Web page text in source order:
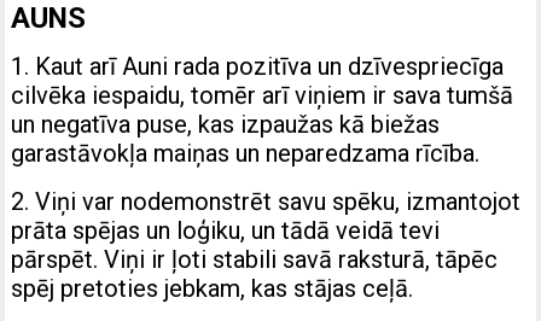
AUNS
1. Kaut arī Auni rada pozitīva un dzīvespriecīga
cilvēka iespaidu, tomēr arī viņiem ir sava tumšā
un negatīva puse, kas izpaužas kā biežas
garastāvokļa maiņas un neparedzama rīcība.
2. Viņi var nodemonstrēt savu spēku, izmantojot
prāta spējas un loģiku, un tādā veidā tevi
pārspēt. Viņi ir ļoti stabili savā raksturā, tāpēc
spēj pretoties jebkam, kas stājas ceļā.